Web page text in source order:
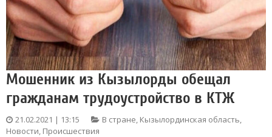
Мошенник из Кызылорды обещал
гражданам трудоустройство в КТЖ
21.02.2021 | 13:15 В стране, Кызылординская область,
Новости, Происшествия